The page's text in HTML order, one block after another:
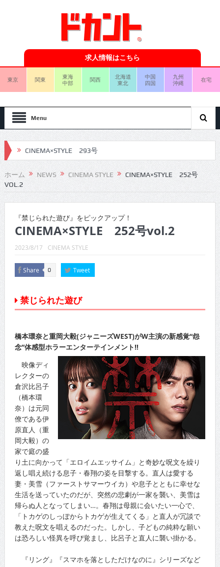
求人情報はこちら
東京 関東
東海
中部
関西
北海道
東北
中国
四国
九州
沖縄
在宅
Menu
CINEMA×STYLE 293号
CINEMA×STYLE 292号
CINEMA×STYLE 291号
CINEMA×STYLE 289号
CINEMA×STYLE 288号
CINEMA×STYLE 287号
CINEMA×STYLE 285号
ホーム NEWS CINEMA STYLE
CINEMA×STYLE 252号
VOL.2
『禁じられた遊び』をピックアップ！
CINEMA×STYLE 252号vol.2
2023/8/17 CINEMA STYLE
Share 0 Tweet
禁じられた遊び
橋本環奈と重岡大毅(ジャニーズWEST)がW主演の新感覚“怨
念”体感型ホラーエンターテインメント!!
映像ディ
レクターの
倉沢比呂子
（橋本環
奈）は元同
僚である伊
原直人（重
岡大毅）の
家で庭の盛
り土に向かって「エロイムエッサイム」と奇妙な呪文を繰り
返し唱え続ける息子・春翔の姿を目撃する。直人は愛する
妻・美雪（ファーストサマーウイカ）や息子とともに幸せな
生活を送っていたのだが、突然の悲劇が一家を襲い、美雪は
帰らぬ人となってしまい…。春翔は母親に会いたい一心で、
「トカゲのしっぽからトカゲが生えてくる」と直人が冗談で
教えた呪文を唱えるのだった。しかし、子どもの純粋な願い
は恐ろしい怪異を呼び覚まし、比呂子と直人に襲い掛かる。
『リング』『スマホを落としただけなのに』シリーズなど